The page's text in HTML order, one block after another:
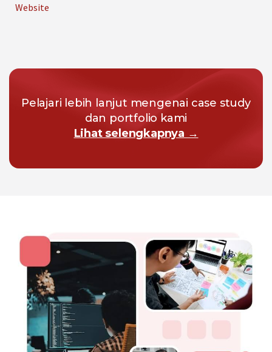
Website
Pelajari lebih lanjut mengenai case study
dan portfolio kami
Lihat selengkapnya →